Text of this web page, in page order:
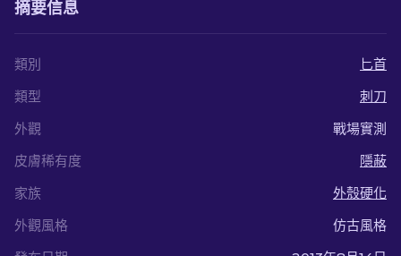
摘要信息
類別
匕首
類型
刺刀
外觀
戰場實測
皮膚稀有度
隱蔽
家族
外殼硬化
外觀風格
仿古風格